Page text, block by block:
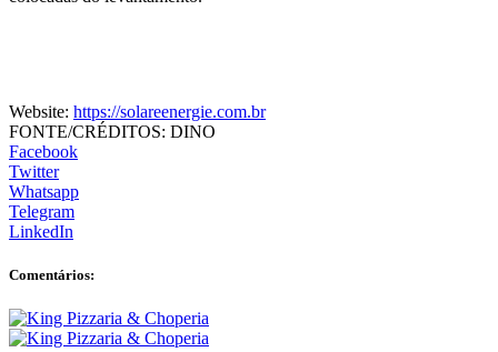
Website: https://solareenergie.com.br
FONTE/CRÉDITOS: DINO
Facebook
Twitter
Whatsapp
Telegram
LinkedIn
Comentários: